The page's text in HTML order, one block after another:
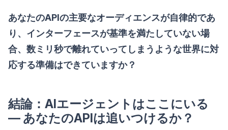
あなたのAPIの主要なオーディエンスが自律的であ
り、インターフェースが基準を満たしていない場
合、数ミリ秒で離れていってしまうような世界に対
応する準備はできていますか？
結論：AIエージェントはここにいる
— あなたのAPIは追いつけるか？